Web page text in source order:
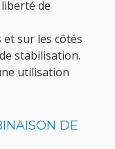
de
sur les côtés
stabilisation.
utilisation
DE